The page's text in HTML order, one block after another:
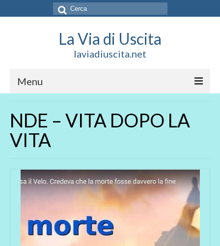
Cerca:
La Via di Uscita
laviadiuscita.net
Menu
CHI SIAMO
SOCIAL
SOSTIENICI
CONTATTI
NDE – VITA DOPO LA
VITA